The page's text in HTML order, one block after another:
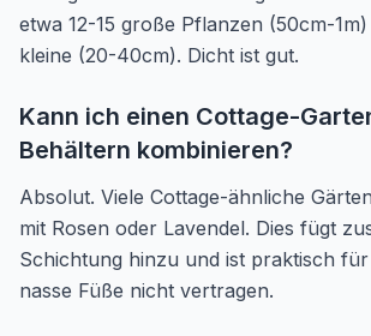
etwa 12-15 große Pflanzen (50cm-
kleine (20-40cm). Dicht ist gut.
Kann ich einen Cottage-
Behältern kombinieren?
Absolut. Viele Cottage-ähnliche
mit Rosen oder Lavendel. Dies fügt
Schichtung hinzu und ist praktisch
nasse Füße nicht vertragen.